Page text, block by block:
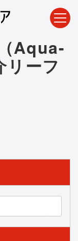
Aqua-
リーフ